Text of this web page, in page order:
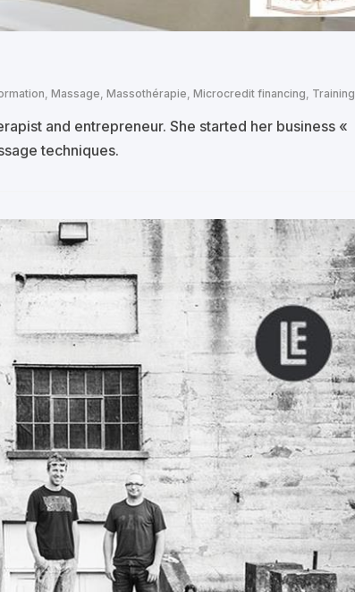
, Massage, Massothérapie, Microcredit financing, Training
and entrepreneur. She started her business «
techniques.